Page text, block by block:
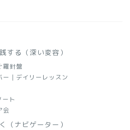
する（深い変容）
羅針盤
ー｜デイリーレッスン
ト
会
（ナビゲーター）